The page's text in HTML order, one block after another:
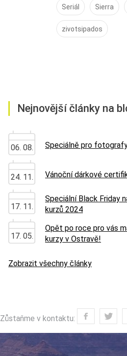
Seriál Sierra
zivotsipados
Nejnovější články na
06. 08. Speciálně pro
24. 11. Vánoční dárkové
17. 11.
Speciální Black Friday
kurzů 2024
17. 05.
Opět po roce pro vás
kurzy v Ostravě!
Zobrazit všechny články
Zůstaňme v kontaktu: